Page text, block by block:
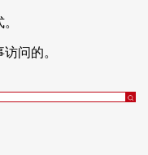
问的。